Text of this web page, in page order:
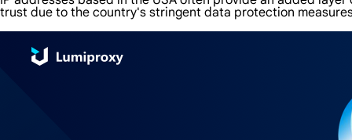
trust due to the country's stringent data protection